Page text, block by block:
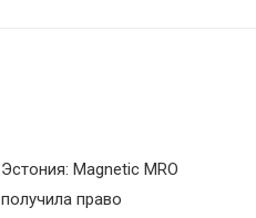
Эстония: Magnetic MRO
получила право